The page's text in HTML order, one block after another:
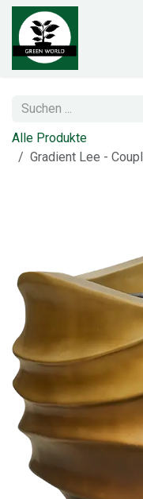
Zum Inhalt springen
Alle Produkte
Gradient Lee -